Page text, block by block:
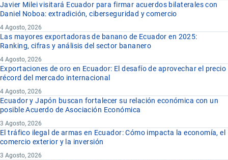
Javier Milei visitará Ecuador para firmar acuerdos bilaterales con
Daniel Noboa: extradición, ciberseguridad y comercio
4 Agosto, 2026
Las mayores exportadoras de banano de Ecuador en 2025:
Ranking, cifras y análisis del sector bananero
4 Agosto, 2026
Exportaciones de oro en Ecuador: El desafío de aprovechar el precio
récord del mercado internacional
4 Agosto, 2026
Ecuador y Japón buscan fortalecer su relación económica con un
posible Acuerdo de Asociación Económica
3 Agosto, 2026
El tráfico ilegal de armas en Ecuador: Cómo impacta la economía, el
comercio exterior y la inversión
3 Agosto, 2026